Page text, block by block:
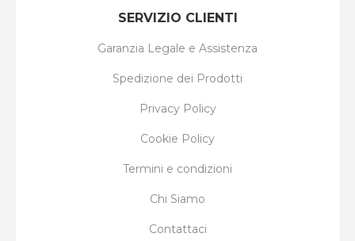
SERVIZIO CLIENTI
Garanzia Legale e Assistenza
Spedizione dei Prodotti
Privacy Policy
Cookie Policy
Termini e condizioni
Chi Siamo
Contattaci